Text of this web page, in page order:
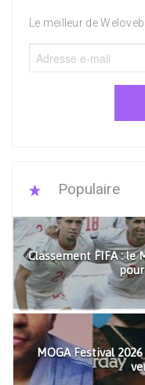
Le meilleur de
Populaire
Classement FIFA : le
MOGA Festival